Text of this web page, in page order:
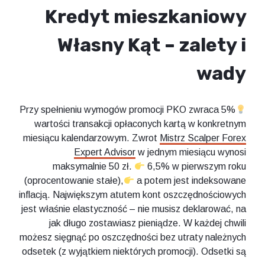
Kredyt mieszkaniowy
Własny Kąt – zalety i
wady
Przy spełnieniu wymogów promocji PKO zwraca 5%
wartości transakcji opłaconych kartą w konkretnym
miesiącu kalendarzowym. Zwrot Mistrz Scalper Forex
Expert Advisor w jednym miesiącu wynosi
maksymalnie 50 zł.
6,5% w pierwszym roku
(oprocentowanie stałe),
a potem jest indeksowane
inflacją. Największym atutem kont oszczędnościowych
jest właśnie elastyczność – nie musisz deklarować, na
jak długo zostawiasz pieniądze. W każdej chwili
możesz sięgnąć po oszczędności bez utraty należnych
odsetek (z wyjątkiem niektórych promocji). Odsetki są